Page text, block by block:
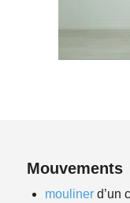
Mouvements
moulinerd’un